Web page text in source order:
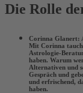
Die Rolle
Corinna Glanert:
Mit Corinna
Astrologie-
haben. Warum
Alternativen und
Gespräch und
und erfrischend,
haben.